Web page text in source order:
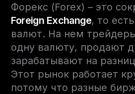
Форекс (Forex) – это
Foreign Exchange, то
валют. На нем
одну валюту, продают
зарабатывают на
Этот рынок работает
потому что разные